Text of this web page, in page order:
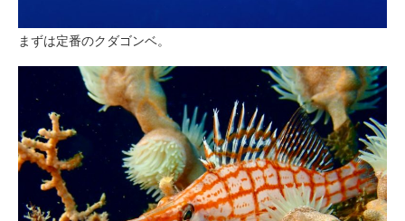
まずは定番のクダゴンベ。